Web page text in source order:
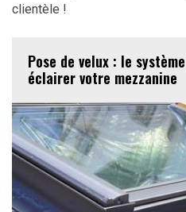
clientèle !
Pose de velux : le
éclairer votre mezzanine